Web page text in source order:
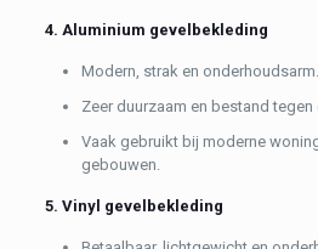
4. Aluminium gevelbekleding
Modern, strak en onderhoudsarm.
Zeer duurzaam en bestand tegen
Vaak gebruikt bij moderne
gebouwen.
5. Vinyl gevelbekleding